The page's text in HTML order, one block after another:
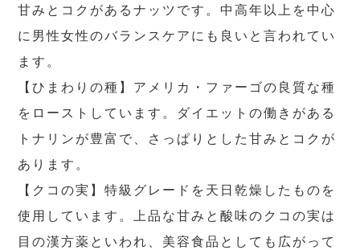
甘みとコクがあるナッツです。中高年以上を中心
に男性女性のバランスケアにも良いと言われてい
ます。
【ひまわりの種】アメリカ・ファーゴの良質な種
をローストしています。ダイエットの働きがある
トナリンが豊富で、さっぱりとした甘みとコクが
あります。
【クコの実】特級グレードを天日乾燥したものを
使用しています。上品な甘みと酸味のクコの実は
目の漢方薬といわれ、美容食品としても広がって